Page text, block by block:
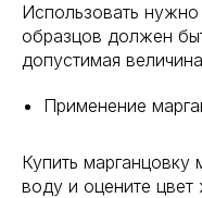
Использовать
образцов должен
допустимая
Применение
Купить
воду и оцените цвет